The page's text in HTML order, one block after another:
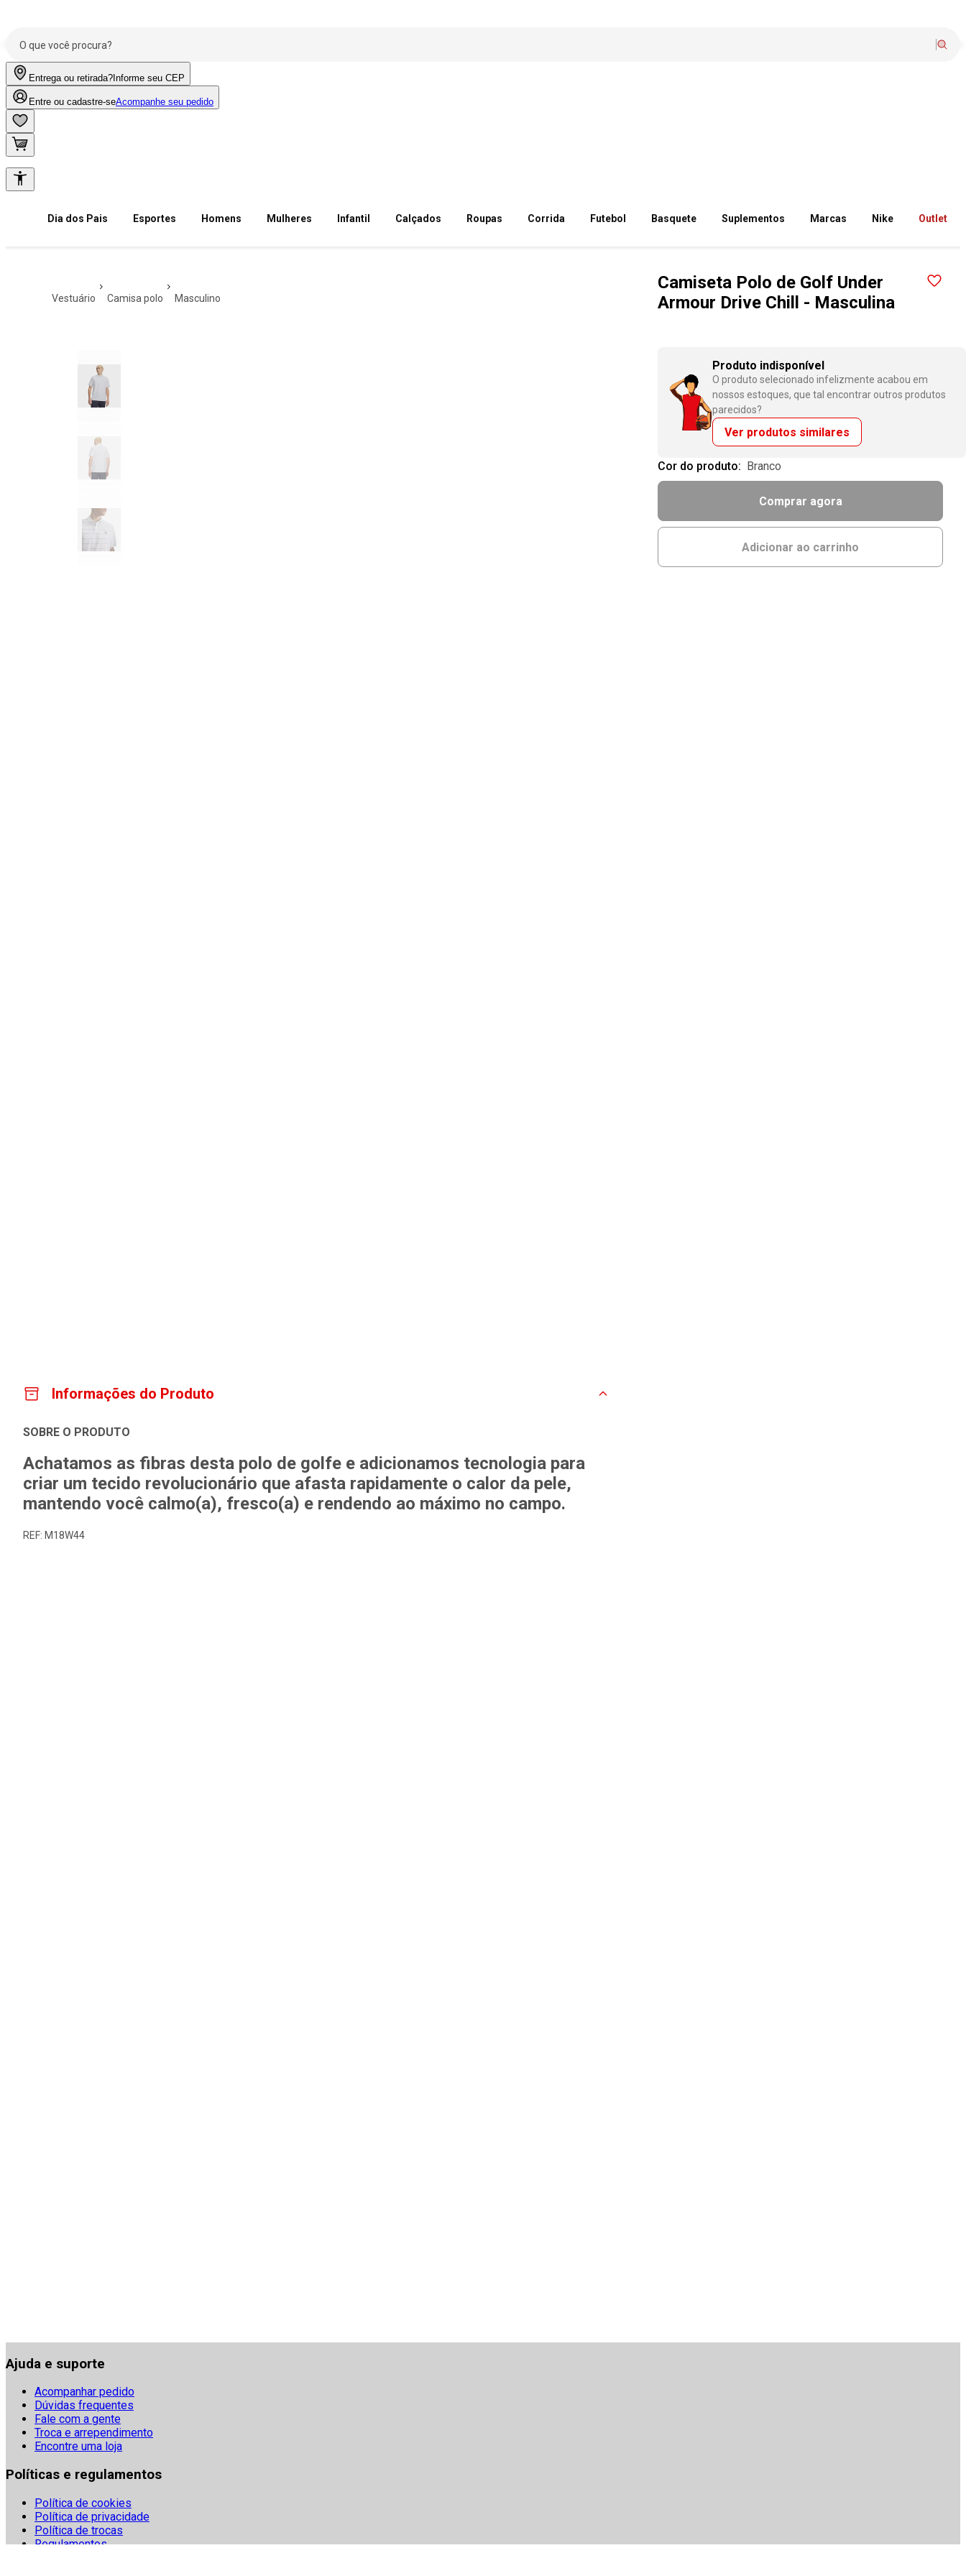
Entrega ou retirada? Informe seu CEP
Entre ou cadastre-seAcompanhe seu pedido
Dia dos Pais Esportes Homens Mulheres Infantil Calçados Roupas Corrida Futebol Basquete Suplementos Marcas Nike Outlet
vestuário camisa polo masculino
Camiseta Polo de Golf Under
Armour Drive Chill - Masculina
Produto indisponível
O produto selecionado infelizmente acabou em
nossos estoques, que tal encontrar outros produtos
parecidos?
Ver produtos similares
Cor do produto: branco
Comprar agora
Adicionar ao carrinho
Informações do Produto
SOBRE O PRODUTO
Achatamos as fibras desta polo de golfe e adicionamos tecnologia para
criar um tecido revolucionário que afasta rapidamente o calor da pele,
mantendo você calmo(a), fresco(a) e rendendo ao máximo no campo.
REF: M18W44
Ajuda e suporte
Acompanhar pedido
Dúvidas frequentes
Fale com a gente
Troca e arrependimento
Encontre uma loja
Políticas e regulamentos
Política de cookies
Política de privacidade
Política de trocas
Regulamentos